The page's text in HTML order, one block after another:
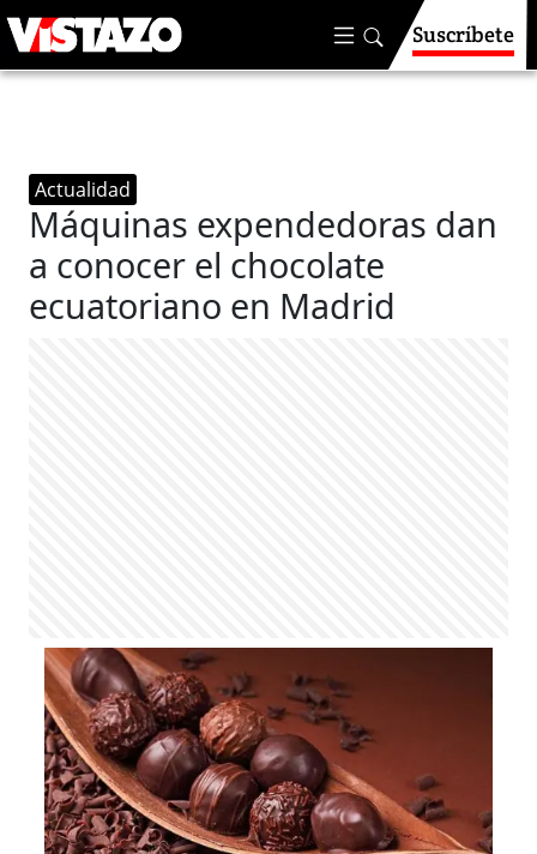
Suscríbete
Actualidad
Máquinas expendedoras dan
a conocer el chocolate
ecuatoriano en Madrid